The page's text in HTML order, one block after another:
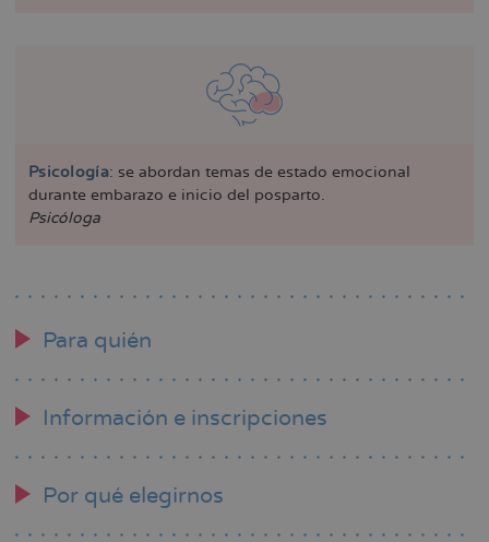
Psicología: se abordan temas de estado emocional
durante embarazo e inicio del posparto.
Psicóloga
Para quién
Información e inscripciones
Por qué elegirnos